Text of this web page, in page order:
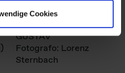
Cookies
GUSTAV
Fotografo: Lorenz
Sternbach